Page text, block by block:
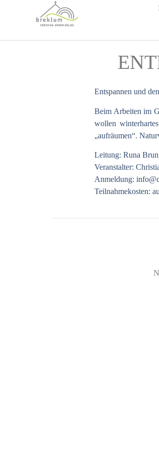
Entspannen und
Beim Arbeiten im
wollen
„aufräumen“.
Leitung: Runa
Veranstalter:
Anmeldung:
Teilnahmekosten: